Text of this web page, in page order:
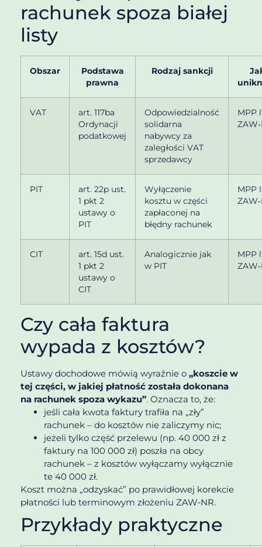
rachunek spoza białej
listy
Obszar
Podstawa
prawna
Rodzaj sankcji
VAT
art. 117ba
Ordynacji
podatkowej
Odpowiedzialność
solidarna
nabywcy za
zaległości VAT
sprzedawcy
MPP
PIT
art. 22p ust.
1 pkt 2
ustawy o
PIT
Wyłączenie
kosztu w części
zapłaconej na
błędny rachunek
MPP
CIT
art. 15d ust.
1 pkt 2
ustawy o
CIT
Analogicznie jak
w PIT
MPP
Czy cała faktura
wypada z kosztów?
Ustawy dochodowe mówią wyraźnie o „koszcie w
tej części, w jakiej płatność została dokonana
na rachunek spoza wykazu”. Oznacza to, że:
jeśli cała kwota faktury trafiła na „zły”
rachunek – do kosztów nie zaliczymy nic;
jeżeli tylko część przelewu (np. 40 000 zł z
faktury na 100 000 zł) poszła na obcy
rachunek – z kosztów wyłączamy wyłącznie
te 40 000 zł.
Koszt można „odzyskać” po prawidłowej korekcie
płatności lub terminowym złożeniu ZAW‑NR.
Przykłady praktyczne